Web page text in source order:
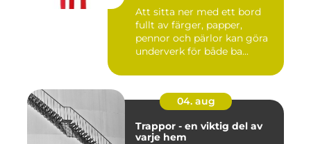
Att sitta ner med ett bord
fullt av färger, papper,
pennor och pärlor kan göra
underverk för både ba...
04. aug
Trappor - en viktig del av
varje hem